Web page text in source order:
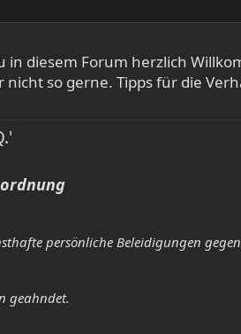
diesem Forum herzlich
so gerne. Tipps für die
persönliche Beleidigungen
geahndet.